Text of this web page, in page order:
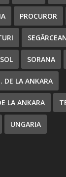
PROCUROR
SOL SORANA
LA ANKARA
LA ANKARA
UNGARIA